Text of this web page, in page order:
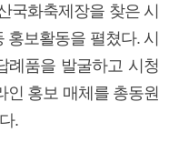
국화축제장을 찾은 시
홍보활동을 펼쳤다. 시
례품을 발굴하고 시청
인 홍보 매체를 총동원
.